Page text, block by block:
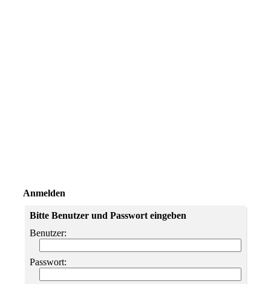
Anmelden
Bitte Benutzer und Passwort eingeben
Benutzer:
Passwort: